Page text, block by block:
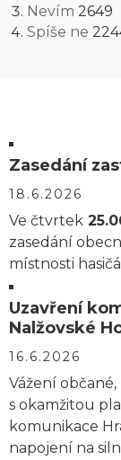
Nevím 2649
Spíše ne
Zasedání
18.6.2026
Ve čtvrtek
zasedání
místnosti
Uzavření
Nalžovské
16.6.2026
Vážení občané,
s okamžitou
komunikace
napojení na